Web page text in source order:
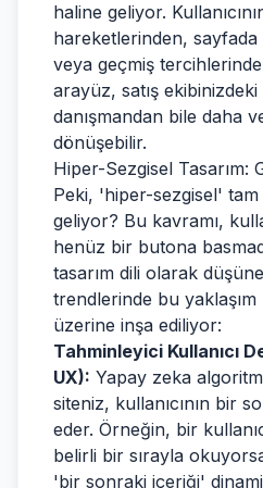
haline geliyor.
hareketlerinden,
veya geçmiş
arayüz, satış
danışmandan bile daha
dönüşebilir.
Hiper-Sezgisel Tasarım:
Peki, 'hiper-sezgisel'
geliyor? Bu kavramı,
henüz bir butona
tasarım dili olarak
trendlerinde bu
üzerine inşa ediliyor:
Tahminleyici Kullanıcı
UX): Yapay zeka
siteniz, kullanıcının bir
eder. Örneğin, bir
belirli bir sırayla
'bir sonraki içeriği'